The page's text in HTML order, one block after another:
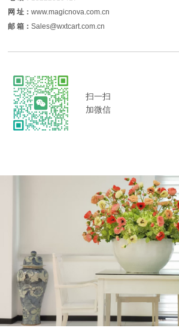
网 址：www.magicnova.com.cn
邮 箱：Sales@wxtcart.com.cn
扫一扫
加微信